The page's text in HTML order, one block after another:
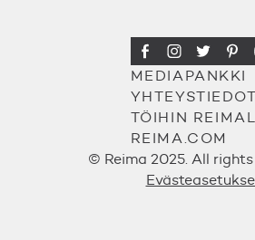
MEDIAPANKKI
YHTEYSTIEDOT
TÖIHIN
REIMA.COM
© Reima 2025. All rights